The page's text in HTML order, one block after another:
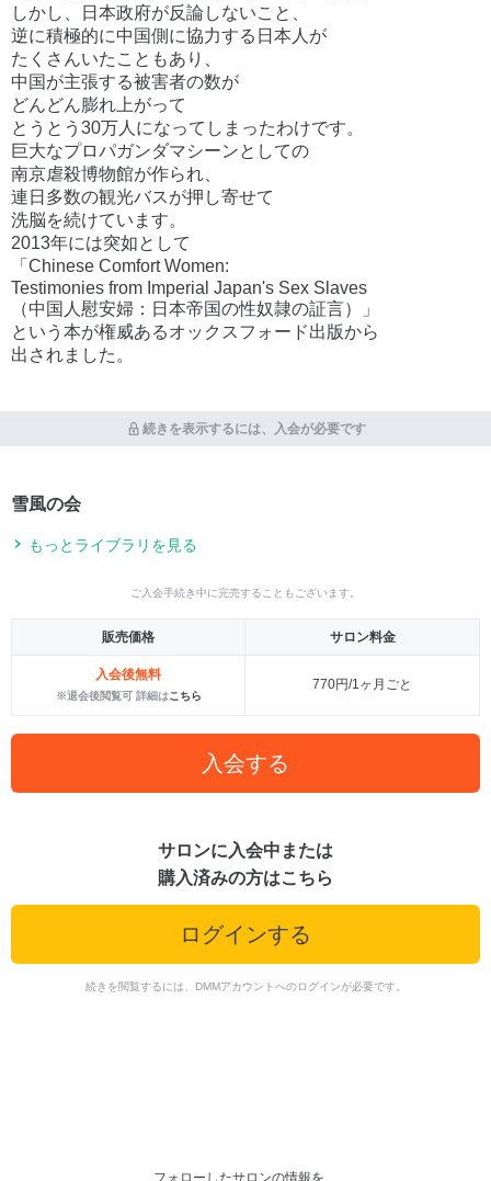
しかし、日本政府が反論しないこと、
逆に積極的に中国側に協力する日本人が
たくさんいたこともあり、
中国が主張する被害者の数が
どんどん膨れ上がって
とうとう30万人になってしまったわけです。
巨大なプロパガンダマシーンとしての
南京虐殺博物館が作られ、
連日多数の観光バスが押し寄せて
洗脳を続けています。
2013年には突如として
「Chinese Comfort Women:
Testimonies from Imperial Japan's Sex Slaves
（中国人慰安婦：日本帝国の性奴隷の証言）」
という本が権威あるオックスフォード出版から
出されました。
続きを表示するには、入会が必要です
雪風の会
もっとライブラリを見る
ご入会手続き中に完売することもございます。
販売価格 サロン料金
入会後無料
※退会後閲覧可 詳細はこちら
770円/1ヶ月ごと
入会する
サロンに入会中または
購入済みの方はこちら
ログインする
続きを閲覧するには、DMMアカウントへのログインが必要です。
フォローしたサロンの情報を、